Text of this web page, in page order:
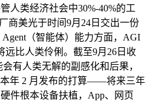
人类经济社会中30%-40%的工
商美光于时间9月24日交出一份
（智能体）能力方面，AGI
远比人类伶俐。截至9月26日收
有人类无解的副感化和后果，
年 2 月发布的打算——将来三年
件根本设备扶植，App、网页